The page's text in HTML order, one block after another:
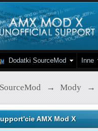
Dodatki SourceMod Inne
→ Mody →
AMX Mod X